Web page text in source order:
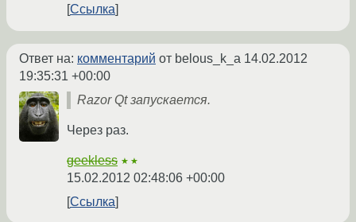
Ссылка
Ответ на: комментарий от belous_k_a 14.02.2012
19:35:31 +00:00
Razor Qt запускается.
Через раз.
geekless ★★
15.02.2012 02:48:06 +00:00
Ссылка